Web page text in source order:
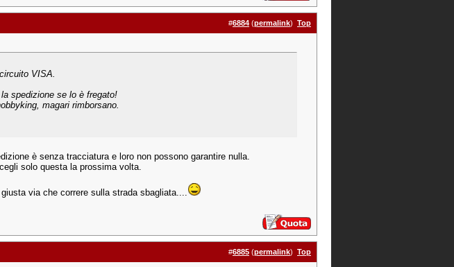
#6884 (permalink) Top
VISA.
spedizione se lo è fregato!
magari rimborsano.
è senza tracciatura e loro non possono garantire nulla.
solo questa la prossima volta.
via che correre sulla strada sbagliata....
#6885 (permalink) Top